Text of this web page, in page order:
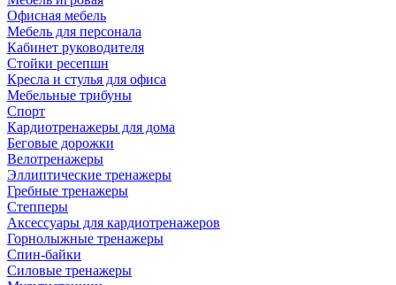
Офисная мебель
Мебель для персонала
Кабинет руководителя
Стойки ресепшн
Кресла и стулья для офиса
Мебельные трибуны
Спорт
Кардиотренажеры для дома
Беговые дорожки
Велотренажеры
Эллиптические тренажеры
Гребные тренажеры
Степперы
Аксессуары для кардиотренажеров
Горнолыжные тренажеры
Спин-байки
Силовые тренажеры